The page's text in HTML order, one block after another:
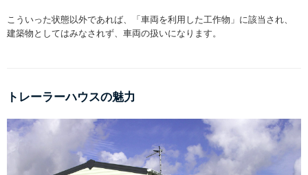
こういった状態以外であれば、「車両を利用した工作物」に該当され、
建築物としてはみなされず、車両の扱いになります。
トレーラーハウスの魅力